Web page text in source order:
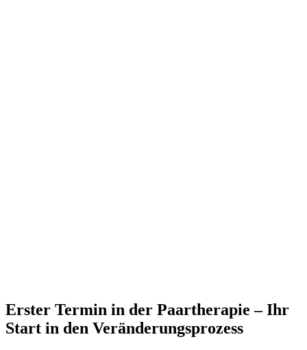
Erster Termin in der Paartherapie – Ihr
Start in den Veränderungsprozess